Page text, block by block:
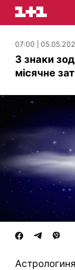
07:00 |
3 знаки
місячне